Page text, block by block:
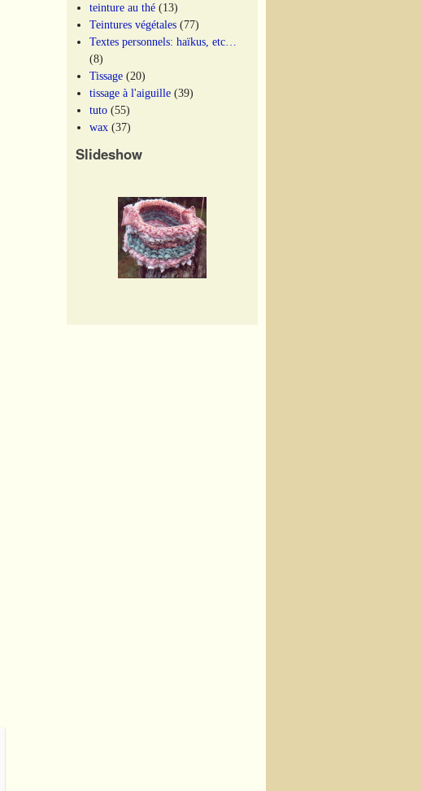
teinture au thé (13)
Teintures végétales (77)
Textes personnels: haïkus, etc…
(8)
Tissage (20)
tissage à l'aiguille (39)
tuto (55)
wax (37)
Slideshow